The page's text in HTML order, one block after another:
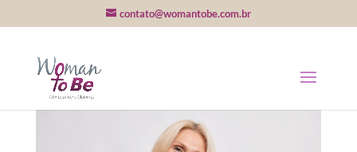
contato@womantobe.com.br